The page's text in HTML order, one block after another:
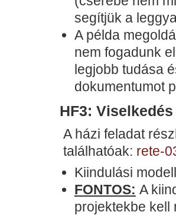
segítjük a
A példa
nem fogadunk
legjobb tudása
dokumentumot
HF3:
A házi feladat
találhatóak: rete-
Kiindulási
FONTOS: A
projektekbe kell